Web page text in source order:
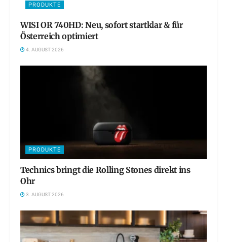
PRODUKTE
WISI OR 740HD: Neu, sofort startklar & für
Österreich optimiert
4. AUGUST 2026
PRODUKTE
Technics bringt die Rolling Stones direkt ins
Ohr
3. AUGUST 2026